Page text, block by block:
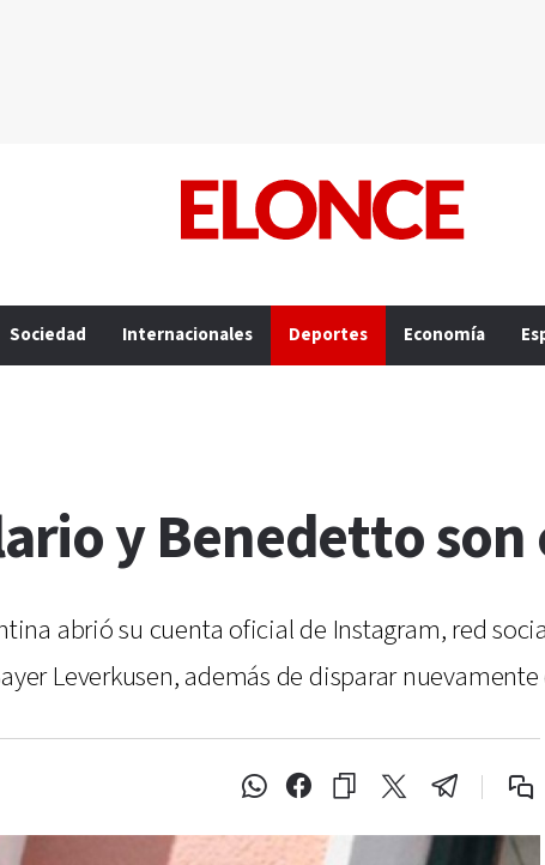
Sociedad Internacionales Deportes Economía
y Benedetto
abrió su cuenta oficial de Instagram, red
Leverkusen, además de disparar